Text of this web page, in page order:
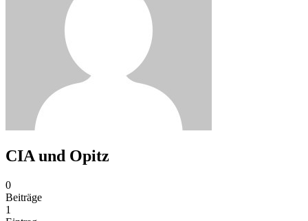
CIA und Opitz
0
Beiträge
1